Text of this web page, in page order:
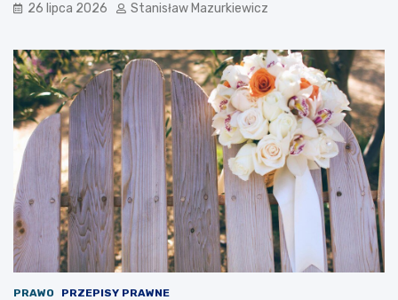
26 lipca 2026 Stanisław Mazurkiewicz
PRAWO PRZEPISY PRAWNE